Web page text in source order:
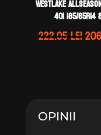
WestLake
401 185/65R14
222.05lei
OPINII